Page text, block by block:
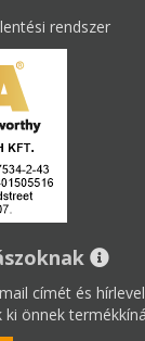
rendszer
címét és
önnek